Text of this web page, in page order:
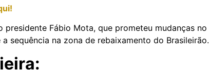
Fábio Mota, que prometeu mudanças no
sequência na zona de rebaixamento do Brasileirão.